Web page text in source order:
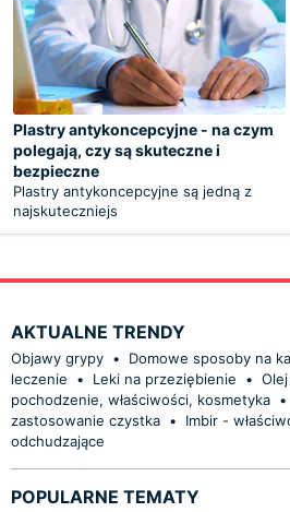
Plastry antykoncepcyjne - na czym
polegają, czy są skuteczne i
bezpieczne
Plastry antykoncepcyjne są jedną z
najskuteczniejs
AKTUALNE TRENDY
Objawy grypy • Domowe sposoby na
leczenie
• Leki na przeziębienie •
pochodzenie, właściwości, kosmetyka •
zastosowanie czystka •
Imbir -
odchudzające
POPULARNE TEMATY